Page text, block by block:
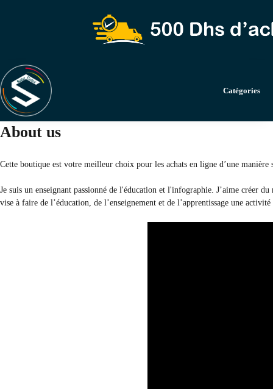
Catégories
About us
Cette boutique est votre meilleur choix pour les achats en ligne d’une manière
Je suis un enseignant passionné de l'éducation et l'infographie. J’aime créer
vise à faire de l’éducation, de l’enseignement et de l’apprentissage une